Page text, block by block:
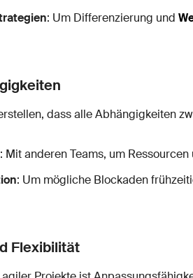
: Um Differenzierung und
dass alle Abhängigkeiten
: Mit anderen Teams, um
: Um mögliche Blockaden
Flexibilität